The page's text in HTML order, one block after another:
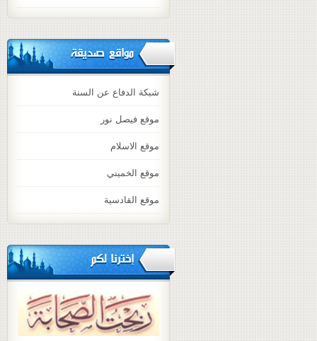
مواقع صديقة
شبكة الدفاع عن السنة
موقع فيصل نور
موقع الاسلام
موقع الخميني
موقع القادسية
إخترنا لكم